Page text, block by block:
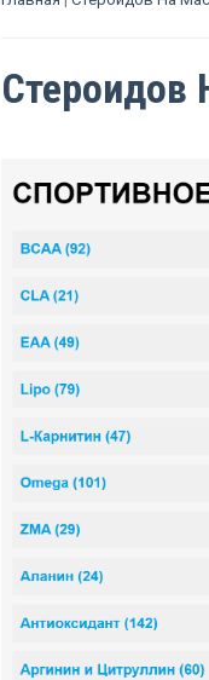
Стероидов